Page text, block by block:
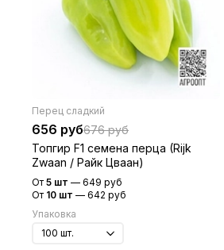
Перец сладкий
656 руб676 руб
Топгир F1 семена перца (Rijk
Zwaan / Райк Цваан)
От 5 шт — 649 руб
От 10 шт — 642 руб
Упаковка